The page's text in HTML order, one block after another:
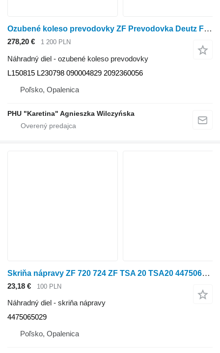
Ozubené koleso prevodovky ZF Prevodovka Deutz Fahr ZF L150815 L230798 090004829 2092360 na kolesového traktora John Deere Same ,Deutz Fahr
278,20 € 1 200 PLN
Náhradný diel - ozubené koleso prevodovky
L150815 L230798 090004829 2092360056
Poľsko, Opalenica
PHU "Karetina" Agnieszka Wilczyńska
Skriňa nápravy ZF 720 724 ZF TSA 20 TSA20 4475065029 Predná náprava Kryt nápravy Po na kolesového traktora Fendt 720 ,724
23,18 € 100 PLN
Náhradný diel - skriňa nápravy
4475065029
Poľsko, Opalenica